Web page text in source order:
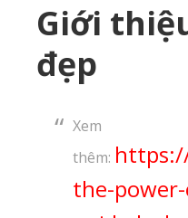
Giới
đẹp
Xem
thêm:
the-